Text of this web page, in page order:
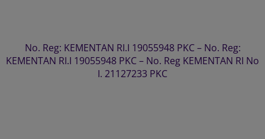
No. Reg: KEMENTAN RI.I 19055948 PKC – No. Reg:
KEMENTAN RI.I 19055948 PKC – No. Reg KEMENTAN RI No
I. 21127233 PKC